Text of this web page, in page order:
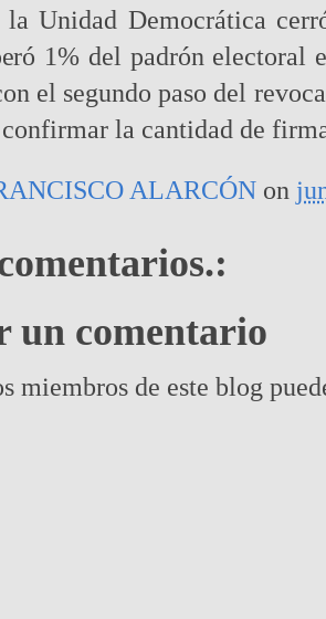
la Unidad Democrática
1% del padrón
el segundo paso del
la cantidad de
ALARCÓN on
un comentario
miembros de este blog